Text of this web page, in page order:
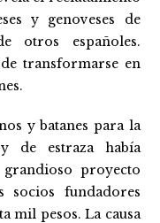
y genoveses de
otros españoles.
transformarse en
y batanes para la
de estraza había
grandioso proyecto
socios fundadores
mil pesos. La causa